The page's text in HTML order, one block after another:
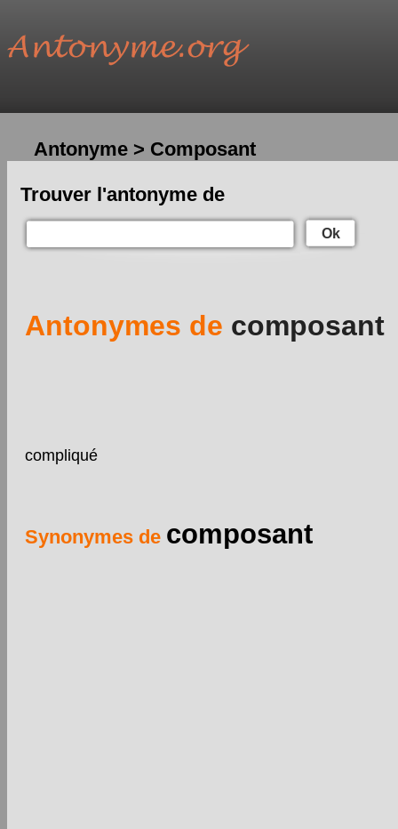
Antonyme > Composant
Trouver l'antonyme de
Ok
Antonymes de composant
compliqué
Synonymes de composant